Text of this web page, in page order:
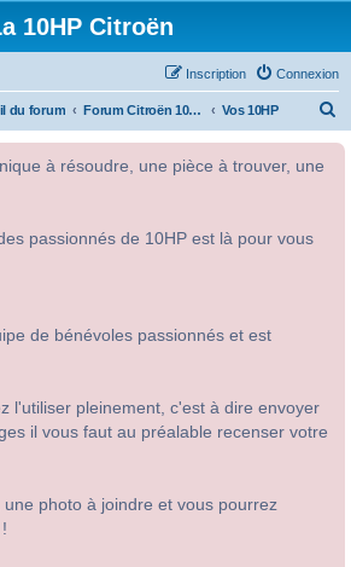
10HP Citroën
Connexion
Inscription
du forum Forum Citroën 10HP Vos 10HP
à résoudre, une pièce à trouver, une
passionnés de 10HP est là pour vous
de bénévoles passionnés et est
l'utiliser pleinement, c'est à dire envoyer
il vous faut au préalable recenser votre
photo à joindre et vous pourrez